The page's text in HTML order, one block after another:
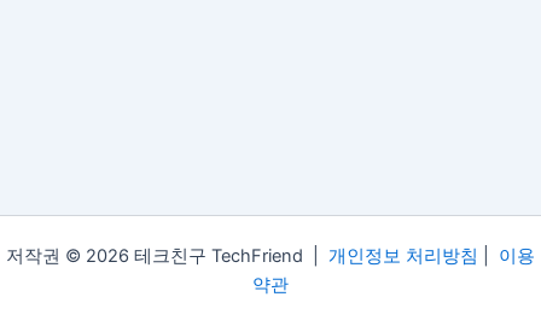
저작권 © 2026 테크친구 TechFriend | 개인정보 처리방침
이용
약관